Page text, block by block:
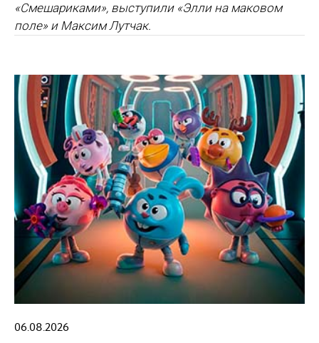
«Смешариками», выступили «Элли на маковом
поле» и Максим Лутчак.
06.08.2026